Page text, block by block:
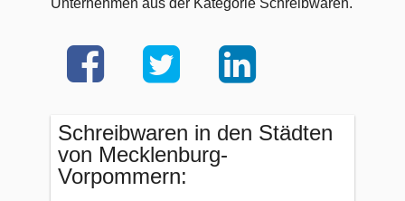
Unternehmen aus der Kategorie Schreibwaren.
Schreibwaren in den Städten
von Mecklenburg-
Vorpommern: